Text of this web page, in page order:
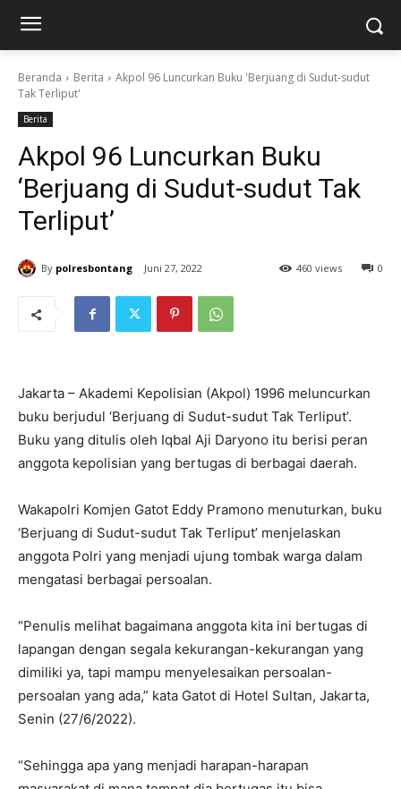
Beranda Berita
Akpol 96 Luncurkan Buku 'Berjuang di Sudut-sudut
Tak Terliput'
Berita
Akpol 96 Luncurkan Buku
‘Berjuang di Sudut-sudut Tak
Terliput’
By polresbontang Juni 27, 2022 0
460 views
Jakarta – Akademi Kepolisian (Akpol) 1996 meluncurkan
buku berjudul ‘Berjuang di Sudut-sudut Tak Terliput’.
Buku yang ditulis oleh Iqbal Aji Daryono itu berisi peran
anggota kepolisian yang bertugas di berbagai daerah.
Wakapolri Komjen Gatot Eddy Pramono menuturkan, buku
‘Berjuang di Sudut-sudut Tak Terliput’ menjelaskan
anggota Polri yang menjadi ujung tombak warga dalam
mengatasi berbagai persoalan.
“Penulis melihat bagaimana anggota kita ini bertugas di
lapangan dengan segala kekurangan-kekurangan yang
dimiliki ya, tapi mampu menyelesaikan persoalan-
persoalan yang ada,” kata Gatot di Hotel Sultan, Jakarta,
Senin (27/6/2022).
“Sehingga apa yang menjadi harapan-harapan